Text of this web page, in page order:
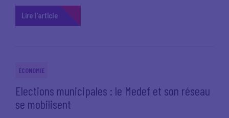
Lire l'article
ÉCONOMIE
Elections municipales : le Medef et son réseau
se mobilisent